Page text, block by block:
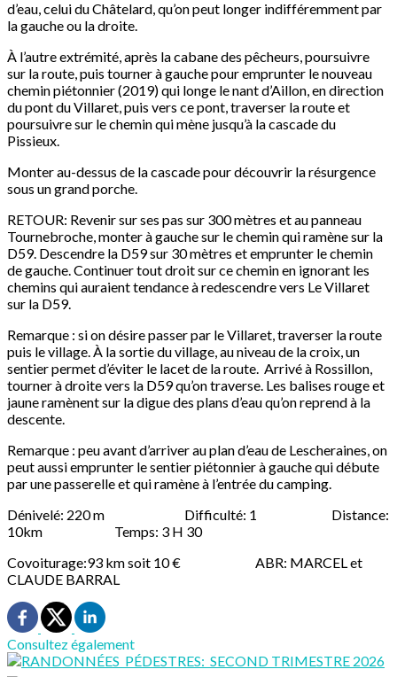
d’eau, celui du Châtelard, qu’on peut longer indifféremment par
la gauche ou la droite.
À l’autre extrémité, après la cabane des pêcheurs, poursuivre
sur la route, puis tourner à gauche pour emprunter le nouveau
chemin piétonnier (2019) qui longe le nant d’Aillon, en direction
du pont du Villaret, puis vers ce pont, traverser la route et
poursuivre sur le chemin qui mène jusqu’à la cascade du
Pissieux.
Monter au-dessus de la cascade pour découvrir la résurgence
sous un grand porche.
RETOUR: Revenir sur ses pas sur 300 mètres et au panneau
Tournebroche, monter à gauche sur le chemin qui ramène sur la
D59. Descendre la D59 sur 30 mètres et emprunter le chemin
de gauche. Continuer tout droit sur ce chemin en ignorant les
chemins qui auraient tendance à redescendre vers Le Villaret
sur la D59.
Remarque : si on désire passer par le Villaret, traverser la route
puis le village. À la sortie du village, au niveau de la croix, un
sentier permet d’éviter le lacet de la route. Arrivé à Rossillon,
tourner à droite vers la D59 qu’on traverse. Les balises rouge et
jaune ramènent sur la digue des plans d’eau qu’on reprend à la
descente.
Remarque : peu avant d’arriver au plan d’eau de Lescheraines, on
peut aussi emprunter le sentier piétonnier à gauche qui débute
par une passerelle et qui ramène à l’entrée du camping.
Dénivelé: 220 m Difficulté: 1 Distance:
10km Temps: 3 H 30
Covoiturage:93 km soit 10 € ABR: MARCEL et
CLAUDE BARRAL
Consultez également